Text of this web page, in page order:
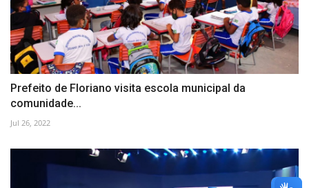
Prefeito de Floriano visita escola municipal da
comunidade...
Jul 26, 2022